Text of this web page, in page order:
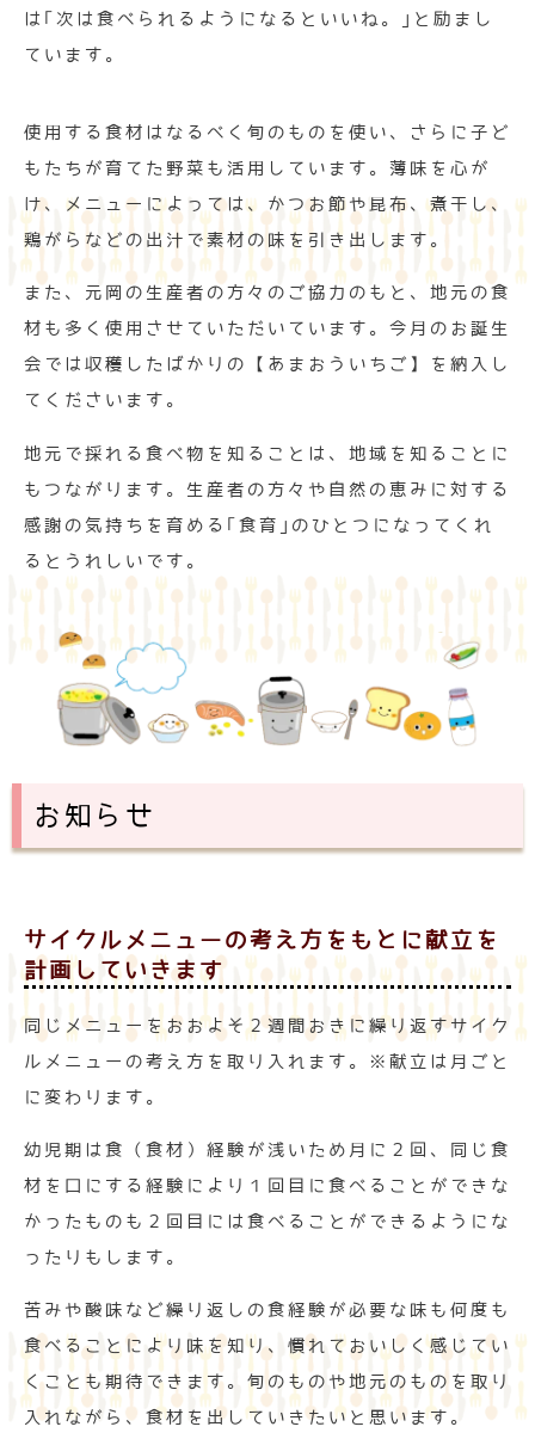
は｢次は食べられるようになるといいね。｣と励まし
ています。
使用する食材はなるべく旬のものを使い、さらに子ど
もたちが育てた野菜も活用しています。薄味を心が
け、メニューによっては、かつお節や昆布、煮干し、
鶏がらなどの出汁で素材の味を引き出します。
また、元岡の生産者の方々のご協力のもと、地元の食
材も多く使用させていただいています。今月のお誕生
会では収穫したばかりの【あまおういちご】を納入し
てくださいます。
地元で採れる食べ物を知ることは、地域を知ることに
もつながります。生産者の方々や自然の恵みに対する
感謝の気持ちを育める｢食育｣のひとつになってくれ
るとうれしいです。
お知らせ
サイクルメニューの考え方をもとに献立を
計画していきます
同じメニューをおおよそ２週間おきに繰り返すサイク
ルメニューの考え方を取り入れます。※献立は月ごと
に変わります。
幼児期は食（食材）経験が浅いため月に２回、同じ食
材を口にする経験により１回目に食べることができな
かったものも２回目には食べることができるようにな
ったりもします。
苦みや酸味など繰り返しの食経験が必要な味も何度も
食べることにより味を知り、慣れておいしく感じてい
くことも期待できます。旬のものや地元のものを取り
入れながら、食材を出していきたいと思います。